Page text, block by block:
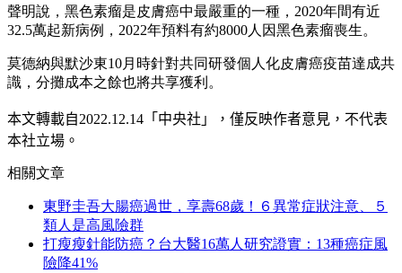
聲明說，黑色素瘤是皮膚癌中最嚴重的一種，2020年間有近
32.5萬起新病例，2022年預料有約8000人因黑色素瘤喪生。
莫德納與默沙東10月時針對共同研發個人化皮膚癌疫苗達成共
識，分攤成本之餘也將共享獲利。
本文轉載自2022.12.14 「中央社」
，僅反映作者意見，不代表
本社立場。
相關文章
東野圭吾大腸癌過世，享壽68歲！６異常症狀注意、５
類人是高風險群
打瘦瘦針能防癌？台大醫16萬人研究證實：13種癌症風
險降41%